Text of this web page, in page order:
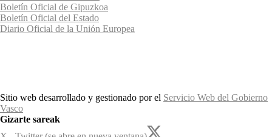
Boletín Oficial de Gipuzkoa
Boletín Oficial del Estado
Diario Oficial de la Unión Europea
Sitio web desarrollado y gestionado por el Servicio Web del Gobierno
Vasco
Gizarte sareak